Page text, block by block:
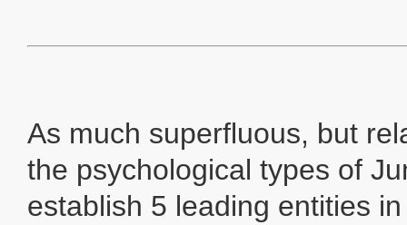
As much superfluous, but
the psychological types of
establish 5 leading entities